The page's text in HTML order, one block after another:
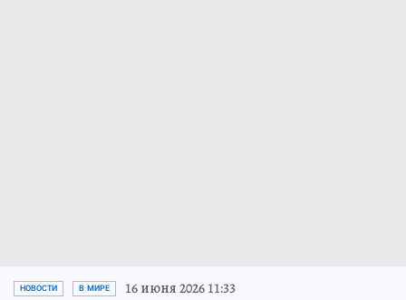
НОВОСТИ В МИРЕ 16 июня 2026 11:33